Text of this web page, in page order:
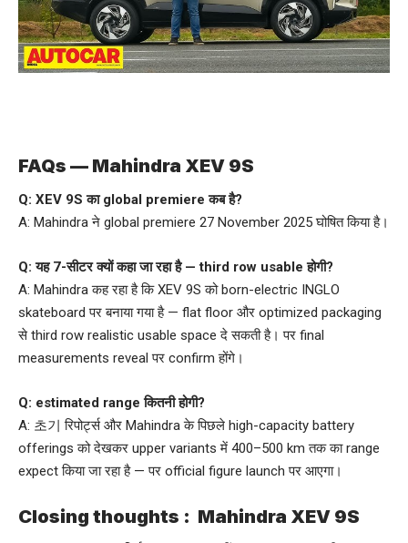
FAQs — Mahindra XEV 9S
Q: XEV 9S का global premiere कब है?
A: Mahindra ने global premiere 27 November 2025 घोषित किया है।
Q: यह 7-सीटर क्यों कहा जा रहा है — third row usable होगी?
A: Mahindra कह रहा है कि XEV 9S को born-electric INGLO
skateboard पर बनाया गया है — flat floor और optimized packaging
से third row realistic usable space दे सकती है। पर final
measurements reveal पर confirm होंगे।
Q: estimated range कितनी होगी?
A: 초기 रिपोर्ट्स और Mahindra के पिछले high-capacity battery
offerings को देखकर upper variants में 400–500 km तक का range
expect किया जा रहा है — पर official figure launch पर आएगा।
Closing thoughts : Mahindra XEV 9S